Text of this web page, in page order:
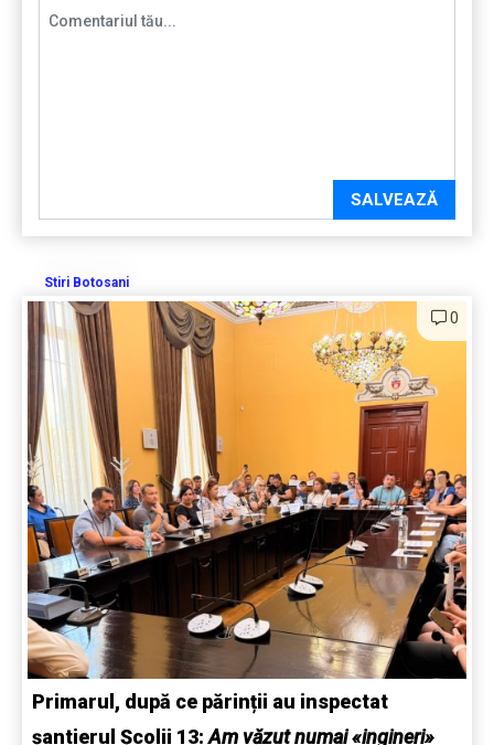
SALVEAZĂ
Stiri Botosani
0
Primarul, după ce părinții au inspectat
șantierul Școlii 13:Am văzut numai «ingineri»